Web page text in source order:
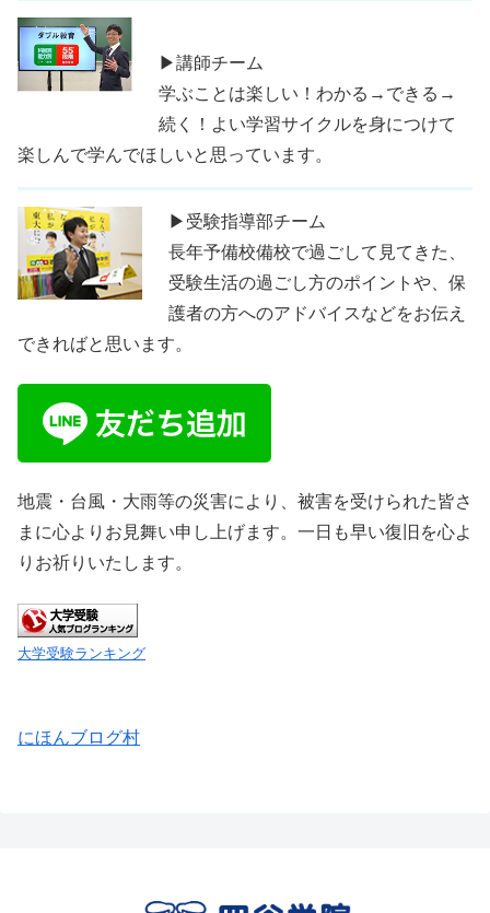
▶講師チーム
学ぶことは楽しい！わかる→できる→
続く！よい学習サイクルを身につけて
楽しんで学んでほしいと思っています。
▶受験指導部チーム
長年予備校備校で過ごして見てきた、
受験生活の過ごし方のポイントや、保
護者の方へのアドバイスなどをお伝え
できればと思います。
地震・台風・大雨等の災害により、被害を受けられた皆さ
まに心よりお見舞い申し上げます。一日も早い復旧を心よ
りお祈りいたします。
大学受験ランキング
にほんブログ村